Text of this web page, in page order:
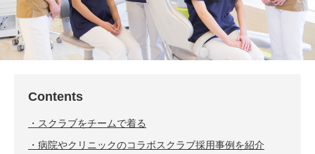
Contents
スクラブをチームで着る
病院やクリニックのコラボスクラブ採用事例を紹介